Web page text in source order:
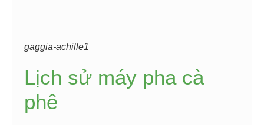
gaggia-achille1
Lịch sử máy pha cà
phê